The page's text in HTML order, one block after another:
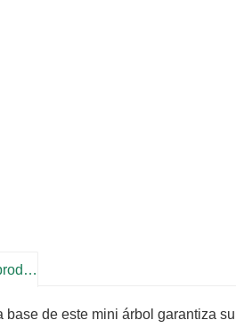
Detalles de producto
base de este mini árbol garantiza